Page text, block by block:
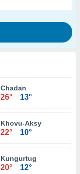
Chadan
26° 13°
Khovu-Aksy
22° 10°
Kungurtug
20° 12°